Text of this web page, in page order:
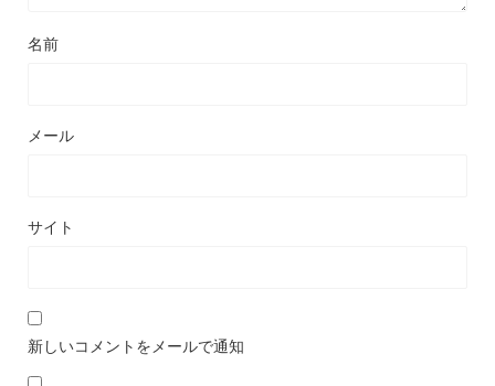
名前
メール
サイト
新しいコメントをメールで通知